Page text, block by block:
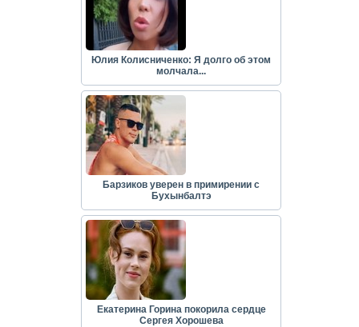
Юлия Колисниченко: Я долго об этом
молчала...
Барзиков уверен в примирении с
Бухынбалтэ
Екатерина Горина покорила сердце
Сергея Хорошева